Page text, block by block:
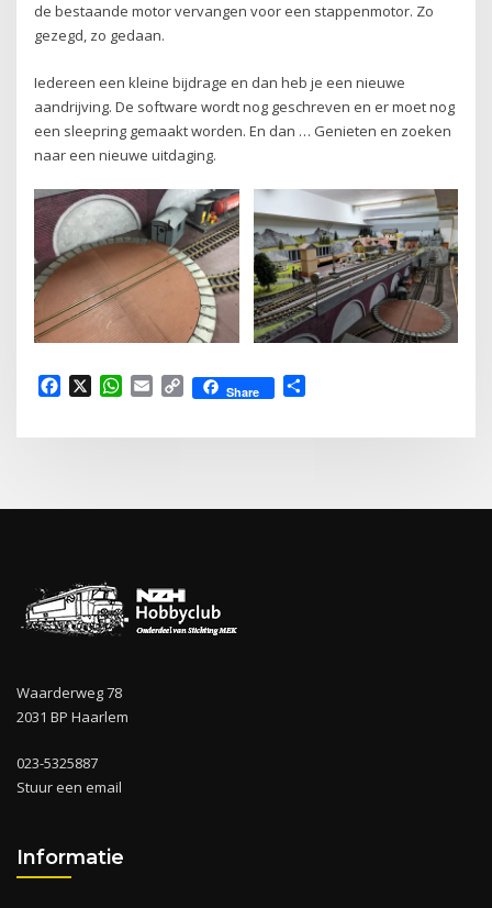
de bestaande motor vervangen voor een stappenmotor. Zo
gezegd, zo gedaan.
Iedereen een kleine bijdrage en dan heb je een nieuwe
aandrijving. De software wordt nog geschreven en er moet nog
een sleepring gemaakt worden. En dan … Genieten en zoeken
naar een nieuwe uitdaging.
FacebookWhatsApp
EmailCopy Share
Waarderweg 78
2031 BP Haarlem
023-5325887
Stuur een email
Informatie